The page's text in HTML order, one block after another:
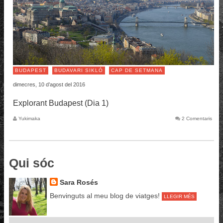
BUDAPEST BUDAVARI SIKLÓ CAP DE SETMANA
dimecres, 10 d’agost del 2016
Explorant Budapest (Dia 1)
Yukimaka 2 Comentaris
Qui sóc
Sara Rosés
Benvinguts al meu blog de viatges!
LLEGIR MÉS